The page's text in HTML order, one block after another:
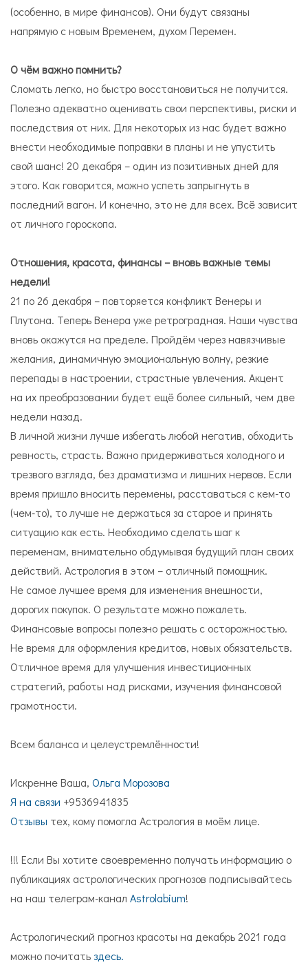
(особенно, в мире финансов). Они будут связаны
напрямую с новым Временем, духом Перемен.
О чём важно помнить?
Сломать легко, но быстро восстановиться не получится.
Полезно адекватно оценивать свои перспективы, риски и
последствия от них. Для некоторых из нас будет важно
внести необходимые поправки в планы и не упустить
свой шанс! 20 декабря – один из позитивных дней для
этого. Как говорится, можно успеть запрыгнуть в
последний вагон. И конечно, это не для всех. Всё зависит
от личного гороскопа.
Отношения, красота, финансы –вновь важные темы
недели!
21 по 26 декабря – повторяется конфликт Венеры и
Плутона. Теперь Венера уже ретроградная. Наши чувства
вновь окажутся на пределе. Пройдём через навязчивые
желания, динамичную эмоциональную волну, резкие
перепады в настроении, страстные увлечения. Акцент
на их преобразовании будет ещё более сильный, чем две
недели назад.
В личной жизни лучше избегать любой негатив, обходить
ревность, страсть. Важно придерживаться холодного и
трезвого взгляда, без драматизма и лишних нервов. Если
время пришло вносить перемены, расставаться с кем-то
(чем-то), то лучше не держаться за старое и принять
ситуацию как есть. Необходимо сделать шаг к
переменам, внимательно обдумывая будущий план своих
действий. Астрология в этом – отличный помощник.
Не самое лучшее время для изменения внешности,
дорогих покупок. О результате можно пожалеть.
Финансовые вопросы полезно решать с осторожностью.
Не время для оформления кредитов, новых обязательств.
Отличное время для улучшения инвестиционных
стратегий, работы над рисками, изучения финансовой
грамотности.
Всем баланса и целеустремлённости!
Искренне Ваша, Ольга Морозова
Я на связи +9536941835
Отзывы тех, кому помогла Астрология в моём лице.
!!! Если Вы хотите своевременно получать информацию о
публикациях астрологических прогнозов подписывайтесь
на наш телеграм-канал Astrolabium!
Астрологический прогноз красоты на декабрь 2021 года
можно почитатьздесь.